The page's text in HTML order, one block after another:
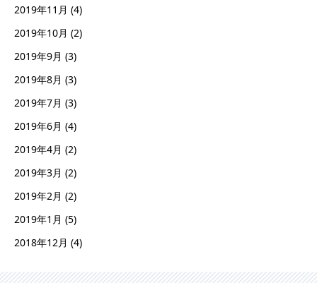
2019年11月 (4)
2019年10月 (2)
2019年9月 (3)
2019年8月 (3)
2019年7月 (3)
2019年6月 (4)
2019年4月 (2)
2019年3月 (2)
2019年2月 (2)
2019年1月 (5)
2018年12月 (4)